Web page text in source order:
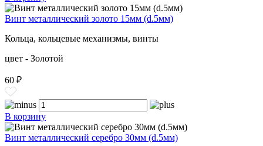
Винт металлический золото 15мм (d.5мм)
Кольца, кольцевые механизмы, винты
цвет - Золотой
60 ₽
В корзину
Винт металлический серебро 30мм (d.5мм)